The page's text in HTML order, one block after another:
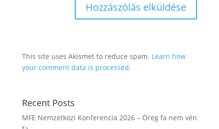
This site uses Akismet to reduce spam. Learn how
your comment data is processed.
Recent Posts
MFE Nemzetközi Konferencia 2026 – Öreg fa nem vén